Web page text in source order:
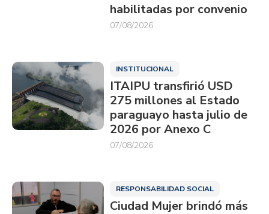
habilitadas por convenio
07/08/2026
INSTITUCIONAL
ITAIPU transfirió USD
275 millones al Estado
paraguayo hasta julio de
2026 por Anexo C
07/08/2026
RESPONSABILIDAD SOCIAL
Ciudad Mujer brindó más